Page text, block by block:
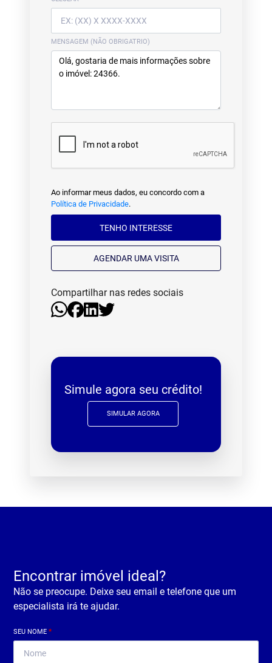
MENSAGEM (NÃO OBRIGATRIO)
Ao informar meus dados, eu concordo com a
Política de Privacidade.
TENHO INTERESSE
AGENDAR UMA VISITA
Compartilhar nas redes sociais
Simule agora seu crédito!
SIMULAR AGORA
Encontrar imóvel ideal?
Não se preocupe. Deixe seu email e telefone que um
especialista irá te ajudar.
SEU NOME*